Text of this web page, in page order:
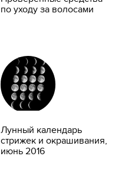
по уходу за волосами
Лунный календарь
стрижек и окрашивания,
июнь 2016